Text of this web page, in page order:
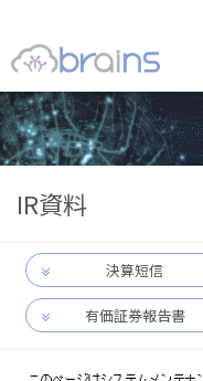
IR資料
決算短信
有価証券報告書